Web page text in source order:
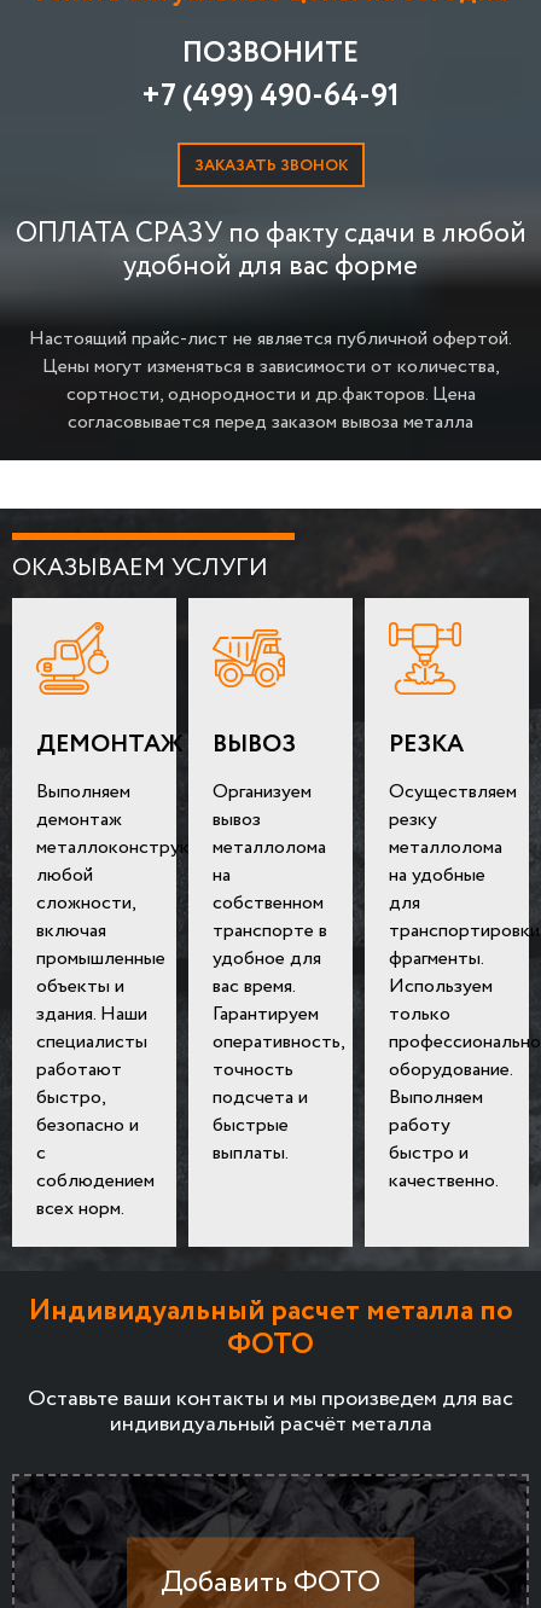
ПОЗВОНИТЕ
+7 (499) 490-64-91
ЗАКАЗАТЬ ЗВОНОК
ОПЛАТА СРАЗУ по факту сдачи в любой
удобной для вас форме
Настоящий прайс-лист не является публичной офертой.
Цены могут изменяться в зависимости от количества,
сортности, однородности и др.факторов. Цена
согласовывается перед заказом вывоза металла
ОКАЗЫВАЕМ УСЛУГИ
ДЕМОНТАЖ
Выполняем
демонтаж
металлоконструкций
любой
сложности,
включая
промышленные
объекты и
здания. Наши
специалисты
работают
быстро,
безопасно и
с
соблюдением
всех норм.
ВЫВОЗ
Организуем
вывоз
металлолома
на
собственном
транспорте в
удобное для
вас время.
Гарантируем
оперативность,
точность
подсчета и
быстрые
выплаты.
РЕЗКА
Осуществляем
резку
металлолома
на удобные
для
транспортировки
фрагменты.
Используем
только
оборудование.
Выполняем
работу
быстро и
качественно.
Индивидуальный расчет металла по
ФОТО
Оставьте ваши контакты и мы произведем для вас
индивидуальный расчёт металла